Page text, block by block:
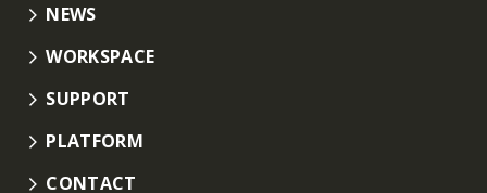
NEWS
WORKSPACE
SUPPORT
PLATFORM
CONTACT